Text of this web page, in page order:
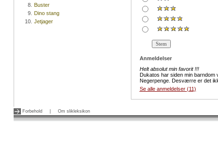
8. Buster
9. Dino stang
10. Jetjager
Anmeldelser
Helt absolut min favorit !!!
Dukatos har siden min
Negerpenge. Desværre er det
Se alle anmeldelser (11)
Forbehold Om slikleksikon